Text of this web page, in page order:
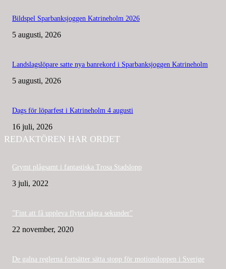
Bildspel Sparbanksjoggen Katrineholm 2026
5 augusti, 2026
Landslagslöpare satte nya banrekord i Sparbanksjoggen Katrineholm
5 augusti, 2026
Dags för löparfest i Katrineholm 4 augusti
16 juli, 2026
REDAKTÖREN HAR ORDET
Grymt plågsamt i fantastiska Trosa Stadslopp
3 juli, 2022
”Fint att få uppleva flytet några sekunder”
22 november, 2020
De galna reglerna fortsätter sätta stopp för motionsloppen i Sverige